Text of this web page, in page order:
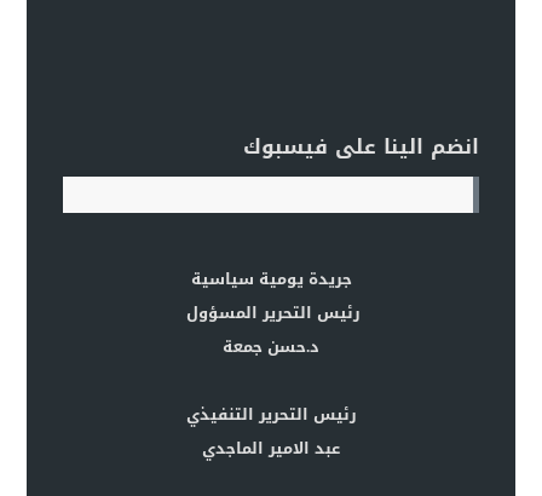
انضم الينا على فيسبوك
جريدة يومية سياسية
رئيس التحرير المسؤول
د.حسن جمعة
رئيس التحرير التنفيذي
عبد الامير الماجدي